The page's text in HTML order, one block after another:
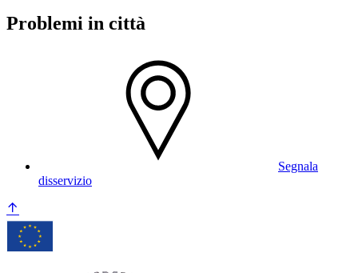
Problemi in città
Segnala
disservizio